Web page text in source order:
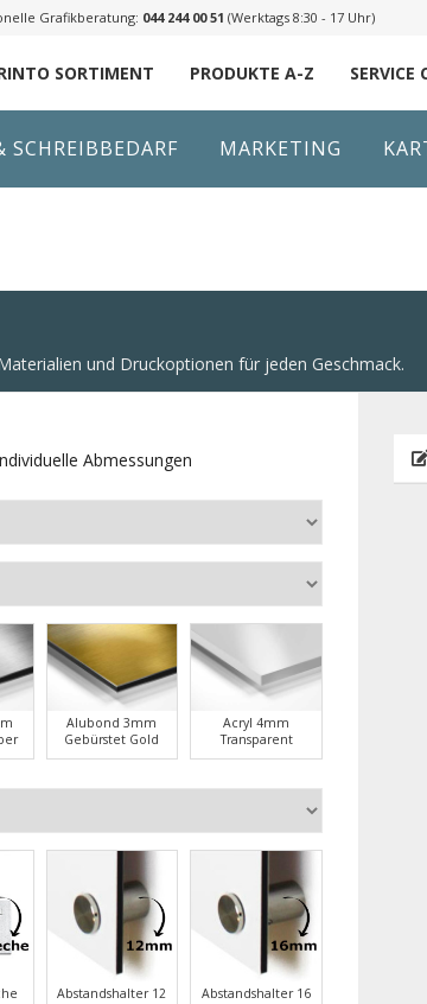
Grafikberatung: 044 244 00 51 (Werktags 8:30 - 17 Uhr)
SORTIMENT PRODUKTE A-Z SERVICE
SCHREIBBEDARF MARKETING
und Druckoptionen für jeden Geschmack.
Abmessungen
Alubond 3mm
Gebürstet Gold
Acryl 4mm
Transparent
Abstandshalter 12
Abstandshalter 16